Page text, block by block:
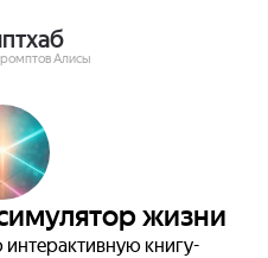
Алисы
жизни
книгу-